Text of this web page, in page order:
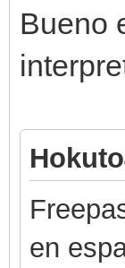
Bueno
en